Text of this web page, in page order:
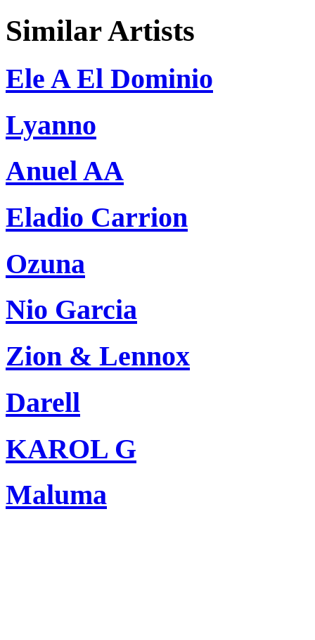
Similar Artists
Ele A El Dominio
Lyanno
Anuel AA
Eladio Carrion
Ozuna
Nio Garcia
Zion & Lennox
Darell
KAROL G
Maluma